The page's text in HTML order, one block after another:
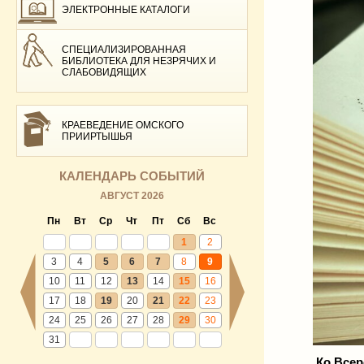
ЭЛЕКТРОННЫЕ КАТАЛОГИ
СПЕЦИАЛИЗИРОВАННАЯ
БИБЛИОТЕКА ДЛЯ НЕЗРЯЧИХ И
СЛАБОВИДЯЩИХ
КРАЕВЕДЕНИЕ ОМСКОГО
ПРИИРТЫШЬЯ
КАЛЕНДАРЬ СОБЫТИЙ
АВГУСТ 2026
Пн Вт Ср Чт Пт Сб
Вс
1
2
3
4 5 6 7 8
9
10
11 12 13 14 15
16
17
18 19 20 21 22
23
24
25 26 27 28 29
30
31